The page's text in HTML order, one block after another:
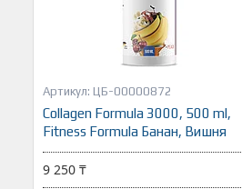
ЦБ-00000872
Collagen Formula 3000, 500 ml,
Fitness Formula Банан, Вишня
9 250 ₸